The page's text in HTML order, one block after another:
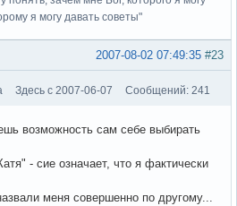
я могу давать советы"
#23
2007-08-02 07:49:35
Здесь с 2007-06-07 Сообщений: 241
возможность сам себе выбирать
- сие означает, что я фактически
меня совершенно по другому...